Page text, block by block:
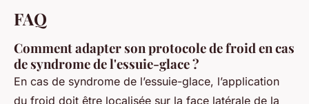
FAQ
Comment adapter son protocole de froid en cas
de syndrome de l'essuie-glace ?
En cas de syndrome de l’essuie-glace, l’application
du froid doit être localisée sur la face latérale de la